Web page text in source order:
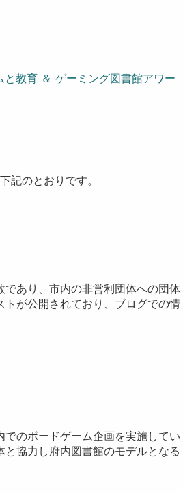
と教育 ＆ ゲーミング図書館アワー
記のとおりです。
あり、市内の非営利団体への団体
が公開されており、ブログでの情
のボードゲーム企画を実施してい
協力し府内図書館のモデルとなる